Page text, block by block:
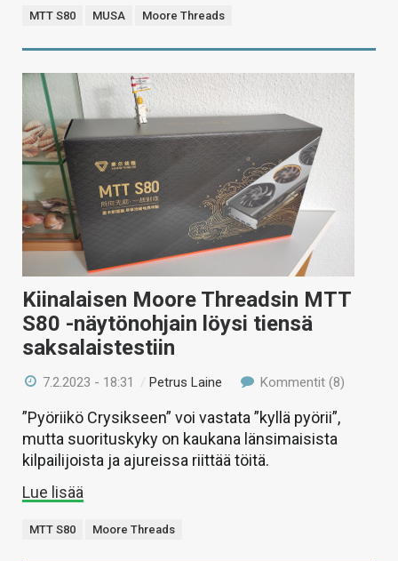
MTT S80 MUSA Moore Threads
Kiinalaisen Moore Threadsin MTT
S80 -näytönohjain löysi tiensä
saksalaistestiin
7.2.2023 - 18:31 /Petrus Laine Kommentit (8)
”Pyöriikö Crysikseen” voi vastata ”kyllä pyörii”,
mutta suorituskyky on kaukana länsimaisista
kilpailijoista ja ajureissa riittää töitä.
Lue lisää
MTT S80 Moore Threads